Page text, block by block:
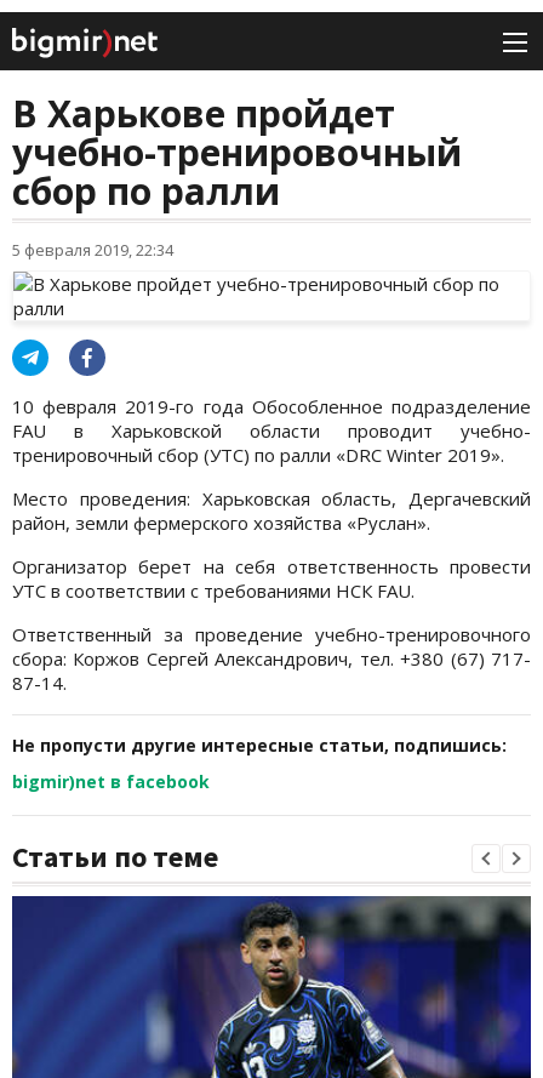
В Харькове пройдет
учебно-тренировочный
сбор по ралли
5 февраля 2019, 22:34
10 февраля 2019-го года Обособленное подразделение
FAU в Харьковской области проводит учебно-
тренировочный сбор (УТС) по ралли «DRC Winter 2019».
Место проведения: Харьковская область, Дергачевский
район, земли фермерского хозяйства «Руслан».
Организатор берет на себя ответственность провести
УТС в соответствии с требованиями НСК FAU.
Ответственный за проведение учебно-тренировочного
сбора: Коржов Сергей Александрович, тел. +380 (67) 717-
87-14.
Не пропусти другие интересные статьи, подпишись:
bigmir)net в facebook
Статьи по теме